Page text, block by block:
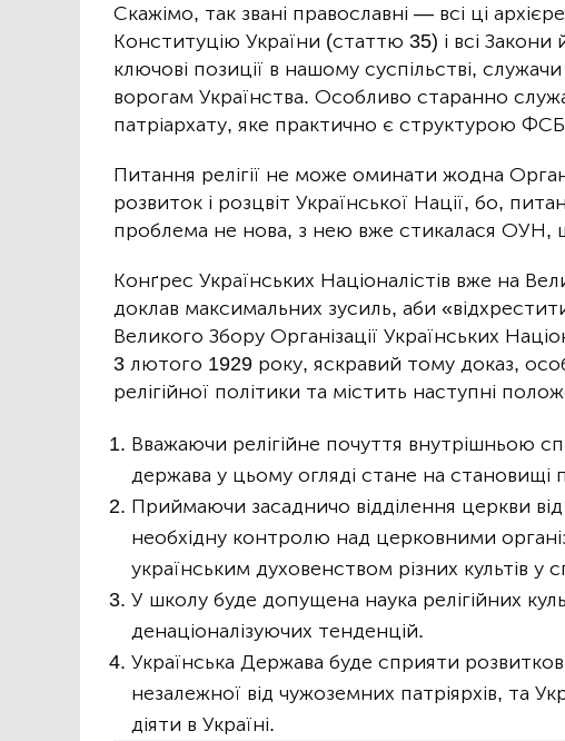
Скажімо, так звані православні — всі ці
Конституцію України (статтю 35) і всі
ключові позиції в нашому суспільстві,
ворогам Українства. Особливо старанно
патріархату, яке практично є структурою
Питання релігії не може оминати жодна
розвиток і розцвіт Української Нації, бо,
проблема не нова, з нею вже стикалася ОУН,
Конґрес Українських Націоналістів вже на
доклав максимальних зусиль, аби
Великого Збору Організації Українських
3 лютого 1929 року, яскравий тому доказ,
релігійної політики та містить наступні
Вважаючи релігійне почуття внутрішньою
держава у цьому огляді стане на становищі
Приймаючи засадничо відділення церкви
необхідну контролю над церковними
українським духовенством різних культів у
У школу буде допущена наука релігійних
денаціоналізуючих тенденцій.
Українська Держава буде сприяти
незалежної від чужоземних патріярхів, та
діяти в Україні.